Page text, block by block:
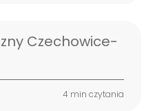
Czechowice-
4 min czytania